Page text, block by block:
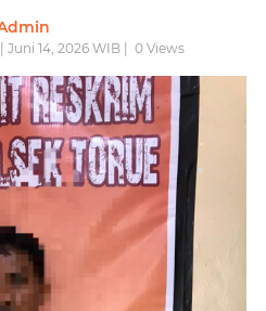
14, 2026 WIB | 0Views